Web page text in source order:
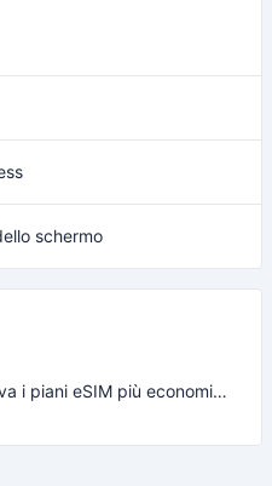
schermo
CheapereSIM — Trova i piani eSIM più economici per viaggiare nel 2026